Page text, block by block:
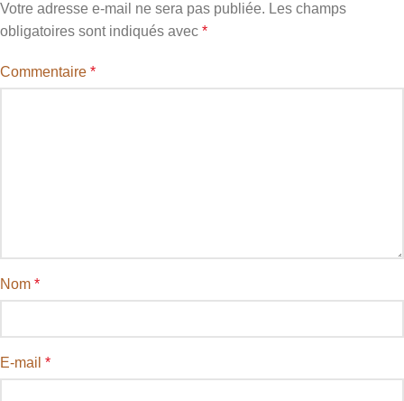
Votre adresse e-mail ne sera pas publiée. Les champs
obligatoires sont indiqués avec *
Commentaire *
Nom *
E-mail *